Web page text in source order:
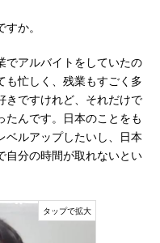
か。
アルバイトをしていたの
も忙しく、残業もすごく多
きですけれど、それだけで
たんです。日本のことをも
ベルアップしたいし、日本
自分の時間が取れないとい